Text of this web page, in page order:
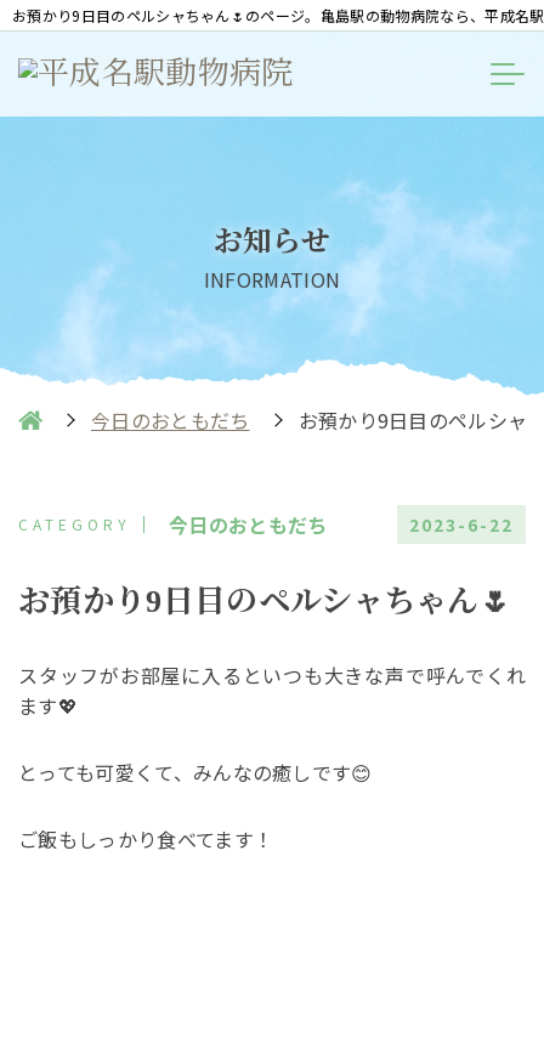
お預かり9日目のペルシャちゃん🌷のページ。亀島駅の動物病院なら、平成名
お知らせ
INFORMATION
今日のおともだち お預かり9日目のペルシャ
今日のおともだち 2023-6-22
お預かり9日目のペルシャちゃん🌷
スタッフがお部屋に入るといつも大きな声で呼んでくれ
ます💖
とっても可愛くて、みんなの癒しです😊
ご飯もしっかり食べてます！